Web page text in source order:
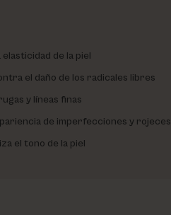
elasticidad de la piel
el daño de los radicales libres
y líneas finas
de imperfecciones y rojeces
el tono de la piel